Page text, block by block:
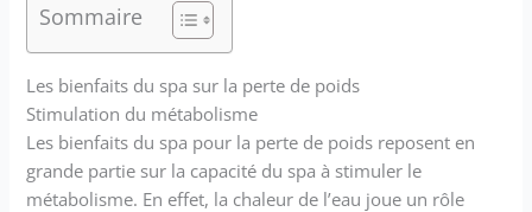
Sommaire
Les bienfaits du spa sur la perte de poids
Stimulation du métabolisme
Les bienfaits du spa pour la perte de poids reposent en
grande partie sur la capacité du spa à stimuler le
métabolisme. En effet, la chaleur de l’eau joue un rôle